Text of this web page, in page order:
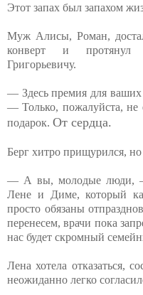
Этот запах был запахом
Муж Алисы, Роман,
конверт и
Григорьевичу.
— Здесь премия для ваших
— Только, пожалуйста, не
подарок. От сердца.
Берг хитро прищурился, но
— А вы, молодые люди, —
Лене и Диме, который
просто обязаны
перенесем, врачи пока
нас будет скромный
Лена хотела отказаться,
неожиданно легко